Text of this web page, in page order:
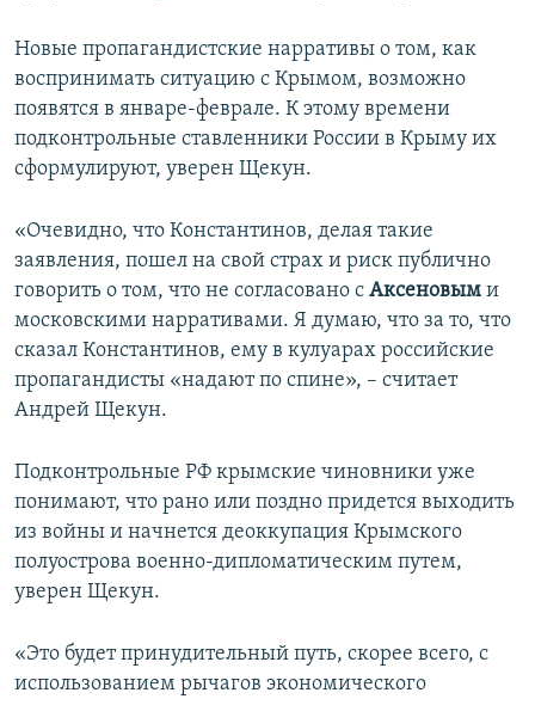
Новые пропагандистские нарративы о том, как
воспринимать ситуацию с Крымом, возможно
появятся в январе-феврале. К этому времени
подконтрольные ставленники России в Крыму их
сформулируют, уверен Щекун.
«Очевидно, что Константинов, делая такие
заявления, пошел на свой страх и риск публично
говорить о том, что не согласовано с Аксеновым и
московскими нарративами. Я думаю, что за то, что
сказал Константинов, ему в кулуарах российские
пропагандисты «надают по спине», – считает
Андрей Щекун.
Подконтрольные РФ крымские чиновники уже
понимают, что рано или поздно придется выходить
из войны и начнется деоккупация Крымского
полуострова военно-дипломатическим путем,
уверен Щекун.
«Это будет принудительный путь, скорее всего, с
использованием рычагов экономического